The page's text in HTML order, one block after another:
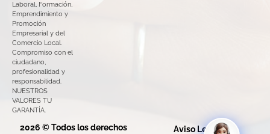
Laboral, Formación,
Emprendimiento y
Promoción
Empresarial y del
Comercio Local.
Compromiso con el
ciudadano,
profesionalidad y
responsabilidad.
NUESTROS
VALORES TU
GARANTÍA.
2026 © Todos los derechos Aviso Legal